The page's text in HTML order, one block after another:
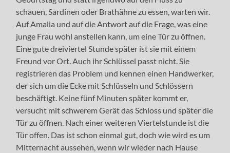
schauen, Sardinen oder Brathähne zu essen, warten wir.
Auf Amalia und auf die Antwort auf die Frage, was eine
junge Frau wohl anstellen kann, um eine Tür zu öffnen.
Eine gute dreiviertel Stunde später ist sie mit einem
Freund vor Ort. Auch ihr Schlüssel passt nicht. Sie
registrieren das Problem und kennen einen Handwerker,
der sich um die Ecke mit Schlüsseln und Schlössern
beschäftigt. Keine fünf Minuten später kommt er,
versucht mit schwerem Gerät das Schloss und später die
Tür zu öffnen. Nach einer weiteren Viertelstunde ist die
Tür offen. Das ist schon einmal gut, doch wie wird es um
Mitternacht aussehen, wenn wir wieder nach Hause